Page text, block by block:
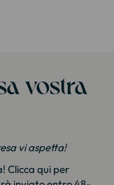
vostra
vi aspetta!
Clicca qui per